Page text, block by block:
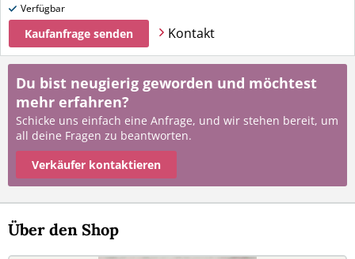
Verfügbar
Kaufanfrage senden Kontakt
Du bist neugierig geworden und möchtest
mehr erfahren?
Schicke uns einfach eine Anfrage, und wir stehen bereit, um
all deine Fragen zu beantworten.
Verkäufer kontaktieren
Über den Shop